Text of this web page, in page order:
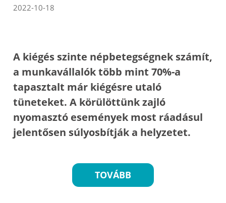
2022-10-18
A kiégés szinte népbetegségnek számít,
a munkavállalók több mint 70%-a
tapasztalt már kiégésre utaló
tüneteket. A körülöttünk zajló
nyomasztó események most ráadásul
jelentősen súlyosbítják a helyzetet.
TOVÁBB